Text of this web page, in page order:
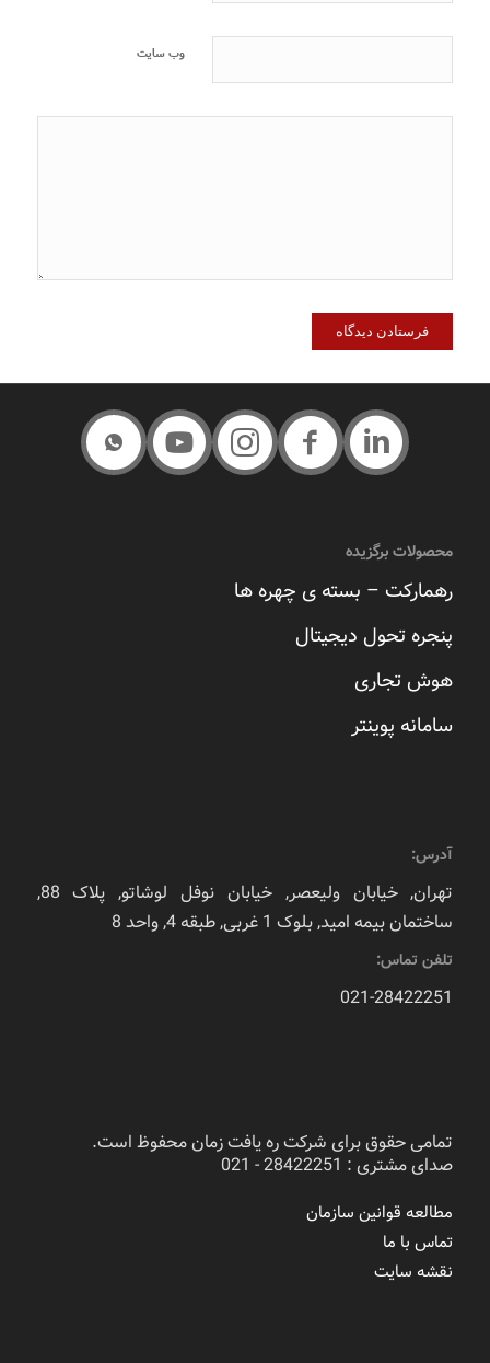
وب‌ سایت
محصولات برگزیده
رهمارکت – بسته ی چهره ها
پنجره تحول دیجیتال
هوش تجاری
سامانه پوینتر
آدرس:
تهران, خیابان ولیعصر, خیابان نوفل لوشاتو, پلاک 88,
ساختمان بیمه امید, بلوک 1 غربی, طبقه 4, واحد 8
تلفن تماس:
021-28422251
تمامی حقوق برای شرکت ره یافت زمان محفوظ است.
صدای مشتری : 28422251 - 021
مطالعه قوانین سازمان
تماس با ما
نقشه سایت